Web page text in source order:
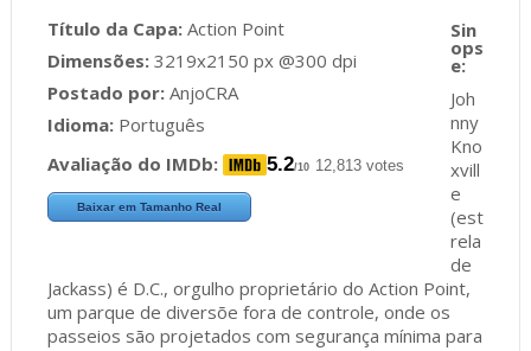
Título da Capa:Action Point
Dimensões:3219x2150 px @300 dpi
Postado por:AnjoCRA
Idioma:Português
Avaliação do IMDb:
5.2/10 12,813 votes
Baixar em Tamanho Real
Joh
nny
Kno
xvill
e
(est
rela
de
Jackass) é D.C., orgulho proprietário do Action Point,
um parque de diversõe fora de controle, onde os
passeios são projetados com segurança mínima para